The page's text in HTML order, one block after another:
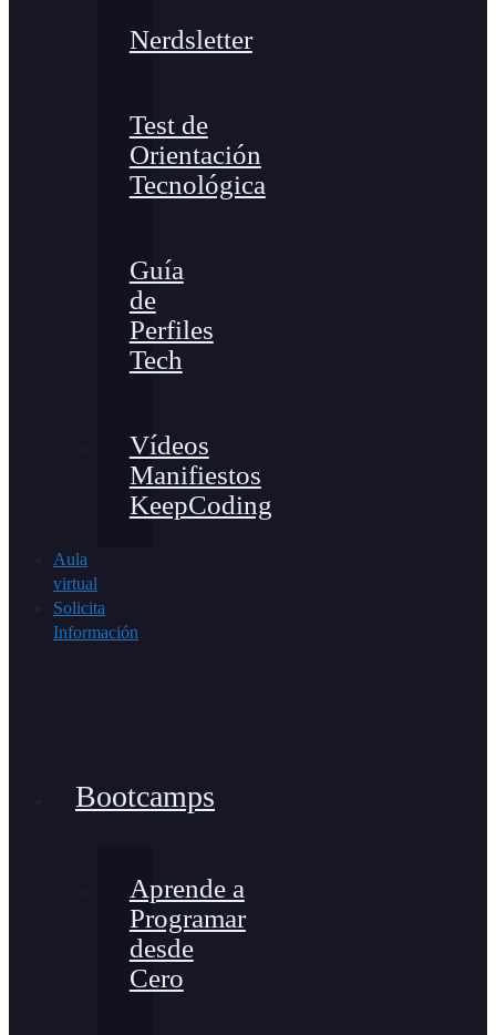
Nerdsletter
Test de
Orientación
Tecnológica
Guía
de
Perfiles
Tech
Vídeos
Manifiestos
KeepCoding
Aula
virtual
Solicita
Información
Bootcamps
Aprende a
Programar
desde
Cero